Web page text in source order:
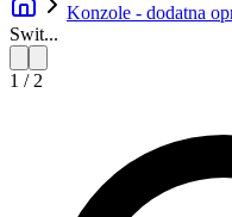
Konzole - dodatna
Swit...
1 / 2